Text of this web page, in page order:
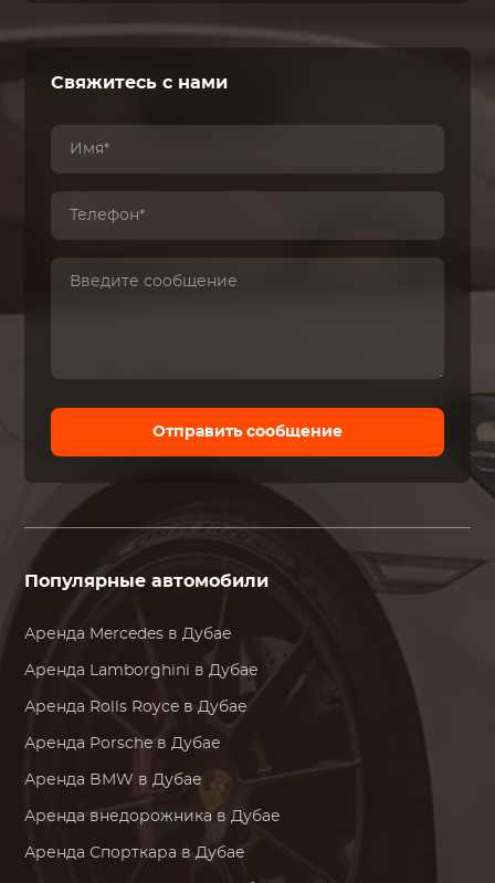
Свяжитесь с нами
Отправить сообщение
Популярные автомобили
Аренда Mercedes в Дубае
Аренда Lamborghini в Дубае
Аренда Rolls Royce в Дубае
Аренда Porsche в Дубае
Аренда BMW в Дубае
Аренда внедорожника в Дубае
Аренда Спорткара в Дубае